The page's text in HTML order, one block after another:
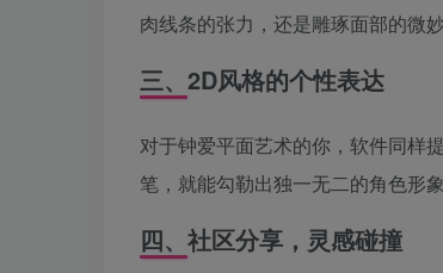
肉线条的张力，还是雕琢面部的微
三、2D风格的个性表达
对于钟爱平面艺术的你，软件同样
笔，就能勾勒出独一无二的角色形
四、社区分享，灵感碰撞